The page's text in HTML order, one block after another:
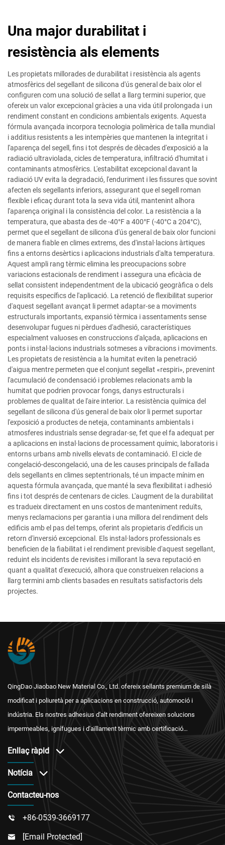
Una major durabilitat i
resistència als elements
Les propietats millorades de durabilitat i resistència als agents
atmosfèrics del segellant de silicona d'ús general de baix olor el
configuren com una solució de sellat a llarg termini superior, que
ofereix un valor excepcional gràcies a una vida útil prolongada i un
rendiment constant en condicions ambientals exigents. Aquesta
fórmula avançada incorpora tecnologia polimèrica de talla mundial
i additius resistents a les intempèries que mantenen la integritat i
l'aparença del segell, fins i tot després de dècades d'exposició a la
radiació ultraviolada, cicles de temperatura, infiltració d'humitat i
contaminants atmosfèrics. L'estabilitat excepcional davant la
radiació UV evita la degradació, l'enduriment i les fissures que sovint
afecten els segellants inferiors, assegurant que el segell roman
flexible i eficaç durant tota la seva vida útil, mantenint alhora
l'aparença original i la consistència del color. La resistència a la
temperatura, que abasta des de -40°F a 400°F (-40°C a 204°C),
permet que el segellant de silicona d'ús general de baix olor funcioni
de manera fiable en climes extrems, des d'instal·lacions àrtiques
fins a entorns desèrtics i aplicacions industrials d'alta temperatura.
Aquest ampli rang tèrmic elimina les preocupacions sobre
variacions estacionals de rendiment i assegura una eficàcia de
sellat consistent independentment de la ubicació geogràfica o dels
requisits específics de l'aplicació. La retenció de flexibilitat superior
d'aquest segellant avançat li permet adaptar-se a moviments
estructurals importants, expansió tèrmica i assentaments sense
desenvolupar fugues ni pèrdues d'adhesió, característiques
especialment valuoses en construccions d'alçada, aplicacions en
ponts i instal·lacions industrials sotmeses a vibracions i moviments.
Les propietats de resistència a la humitat eviten la penetració
d'aigua mentre permeten que el conjunt segellat «respiri», prevenint
l'acumulació de condensació i problemes relacionats amb la
humitat que podrien provocar fongs, danys estructurals i
problemes de qualitat de l'aire interior. La resistència química del
segellant de silicona d'ús general de baix olor li permet suportar
l'exposició a productes de neteja, contaminants ambientals i
atmosferes industrials sense degradar-se, fet que el fa adequat per
a aplicacions en instal·lacions de processament químic, laboratoris i
entorns urbans amb nivells elevats de contaminació. El cicle de
congelació-descongelació, una de les causes principals de fallada
dels segellants en climes septentrionals, té un impacte mínim en
aquesta fórmula avançada, que manté la seva flexibilitat i adhesió
fins i tot després de centenars de cicles. L'augment de la durabilitat
es tradueix directament en uns costos de manteniment reduïts,
menys reclamacions per garantia i una millora del rendiment dels
edificis amb el pas del temps, oferint als propietaris d'edificis un
retorn d'inversió excepcional. Els instal·ladors professionals es
beneficien de la fiabilitat i el rendiment previsible d'aquest segellant,
reduint els incidents de revisites i millorant la seva reputació en
quant a qualitat d'execució, alhora que construeixen relacions a
llarg termini amb clients basades en resultats satisfactoris dels
projectes.
QingDao Jiaobao New Material Co., Ltd. ofereix sellants premium de silà
modificat i poliuretà per a aplicacions en construcció, automoció i
indústria. Els nostres adhesius d'alt rendiment ofereixen solucions
impermeables, ignífugues i d'aïllament tèrmic amb certificació
Enllaç ràpid
Notícia
Contacteu-nos
 +86-0539-3669177
 [email Protected]